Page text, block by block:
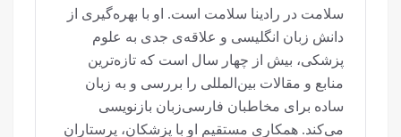
سلامت در رادینا سلامت است. او با بهره‌گیری از
دانش زبان انگلیسی و علاقه‌ی جدی به علوم
پزشکی، بیش از چهار سال است که تازه‌ترین
منابع و مقالات بین‌المللی را بررسی و به زبان
ساده برای مخاطبان فارسی‌زبان بازنویسی
می‌کند. همکاری مستقیم او با پزشکان، پرستاران